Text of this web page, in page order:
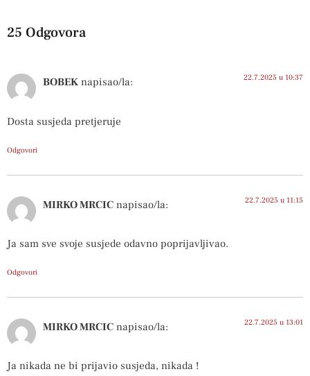
25 Odgovora
BOBEK napisao/la: 22.7.2025 u 10:37
Dosta susjeda pretjeruje
Odgovori
MIRKO MRCIC napisao/la: 22.7.2025 u 11:15
Ja sam sve svoje susjede odavno poprijavljivao.
Odgovori
MIRKO MRCIC napisao/la: 22.7.2025 u 13:01
Ja nikada ne bi prijavio susjeda, nikada !